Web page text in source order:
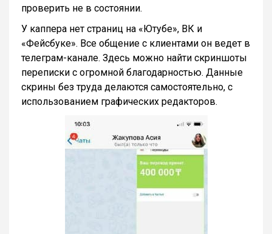
проверить не в состоянии.
У каппера нет страниц на «Ютубе», ВК и
«Фейсбуке». Все общение с клиентами он ведет в
телеграм-канале. Здесь можно найти скриншоты
переписки с огромной благодарностью. Данные
скрины без труда делаются самостоятельно, с
использованием графических редакторов.